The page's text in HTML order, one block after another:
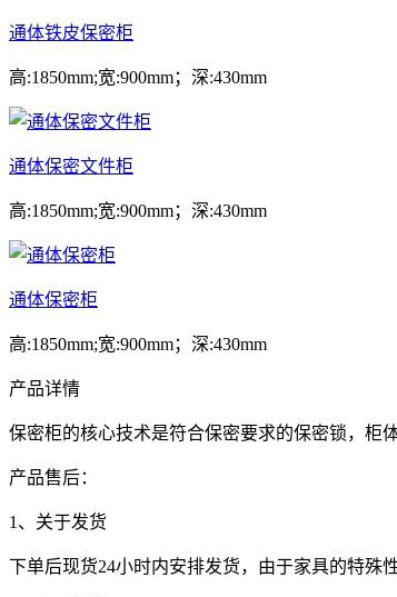
通体铁皮保密柜
高:1850mm;宽:900mm；深:430mm
通体保密文件柜
高:1850mm;宽:900mm；深:430mm
通体保密柜
高:1850mm;宽:900mm；深:430mm
产品详情
保密柜的核心技术是符合保密要求的保密锁，柜
产品售后：
1、关于发货
下单后现货24小时内安排发货，由于家具的特殊